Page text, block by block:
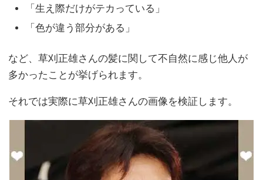
「生え際だけがテカっている」
「色が違う部分がある」
など、草刈正雄さんの髪に関して不自然に感じ他人が
多かったことが挙げられます。
それでは実際に草刈正雄さんの画像を検証します。